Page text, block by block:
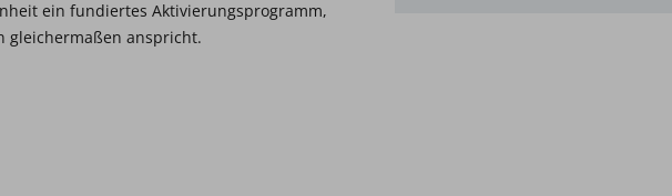
ein fundiertes Aktivierungsprogramm,
gleichermaßen anspricht.